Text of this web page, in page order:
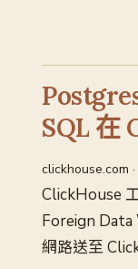
SQL 在
clickhouse.com
ClickHouse
Foreign
網路送至